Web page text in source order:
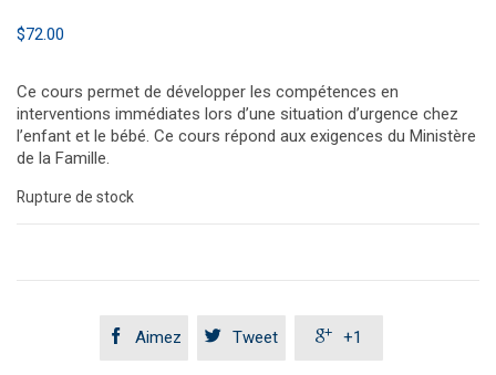
$72.00
Ce cours permet de développer les compétences en
interventions immédiates lors d’une situation d’urgence chez
l’enfant et le bébé. Ce cours répond aux exigences du Ministère
de la Famille.
Rupture de stock
 Aimez  Tweet  +1